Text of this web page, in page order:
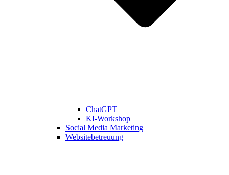
ChatGPT
KI-Workshop
Social Media Marketing
Websitebetreuung